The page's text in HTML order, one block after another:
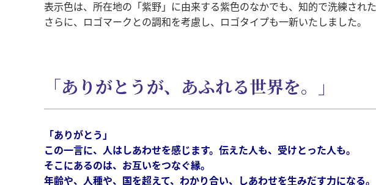
表示色は、所在地の「紫野」に由来する紫色のなかでも、知的で洗練され
さらに、ロゴマークとの調和を考慮し、ロゴタイプも一新いたしました。
「ありがとうが、あふれる世界を。」
「ありがとう」
この一言に、人はしあわせを感じます。伝えた人も、受けとった人も。
そこにあるのは、お互いをつなぐ縁。
年齢や、人種や、国を超えて、わかり合い、しあわせを生みだす力になる。